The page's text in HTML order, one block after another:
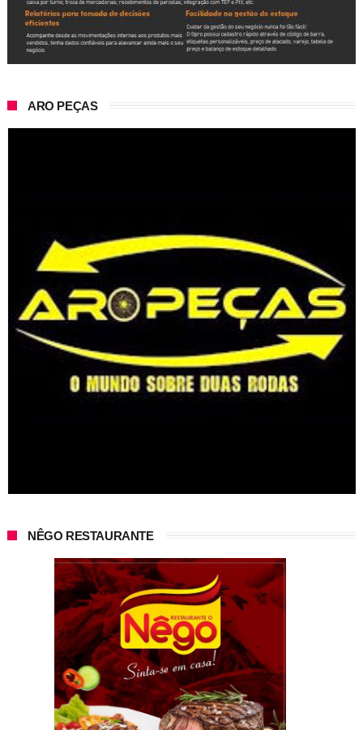
ARO PEÇAS
NÊGO RESTAURANTE